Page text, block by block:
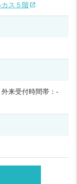
ス５階
来受付時間帯：-